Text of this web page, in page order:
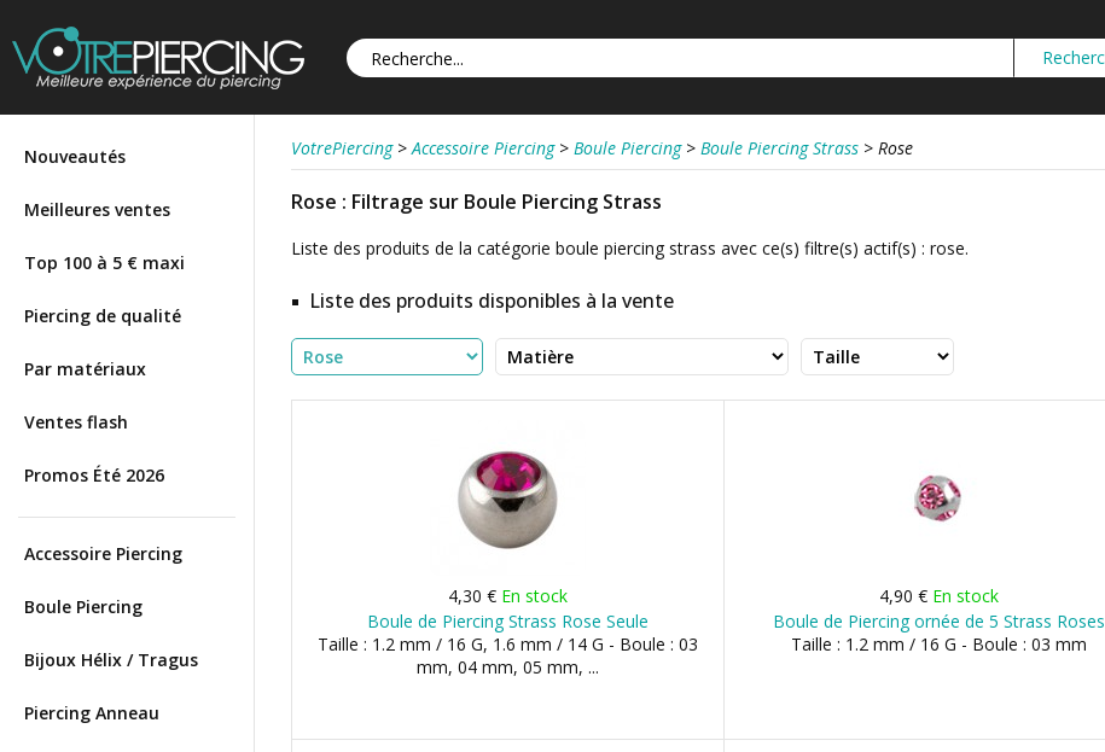
Nouveautés
Meilleures ventes
Top 100 à 5 € maxi
Piercing de qualité
Par matériaux
Ventes flash
Promos Été 2026
Accessoire Piercing
Boule Piercing
Bijoux Hélix / Tragus
Piercing Anneau
VotrePiercing > Accessoire Piercing > Boule Piercing > Boule Piercing Strass > Rose
Rose : Filtrage sur Boule Piercing Strass
Liste des produits de la catégorie boule piercing strass avec ce(s) filtre(s) actif(s) : rose.
Liste des produits disponibles à la vente
4,30 € En stock
Boule de Piercing Strass Rose Seule
Taille : 1.2 mm / 16 G, 1.6 mm / 14 G - Boule : 03
mm, 04 mm, 05 mm, ...
4,90 € En stock
Boule de Piercing ornée de 5 Strass Roses
Taille : 1.2 mm / 16 G - Boule : 03 mm